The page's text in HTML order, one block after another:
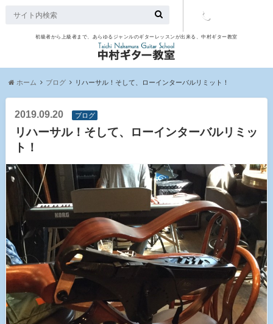
初級者から上級者まで、あらゆるジャンルのギターレッスンが出来る、中村ギター教室
ホーム ブログ リハーサル！そして、ローインターバルリミット！
2019.09.20 ブログ
リハーサル！そして、ローインターバルリミッ
ト！